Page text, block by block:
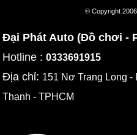
© Copyright
Đại Phát Auto (Đồ chơi -
Hotline :0333691915
Địa chỉ: 151 Nơ Trang Long
Thạnh - TPHCM